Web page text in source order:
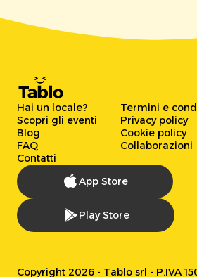
Hai un locale?
Scopri gli eventi
Blog
FAQ
Contatti
Termini e
Privacy policy
Cookie policy
Collaborazioni
App Store
Play Store
Copyright 2026 - Tablo srl - P.IVA